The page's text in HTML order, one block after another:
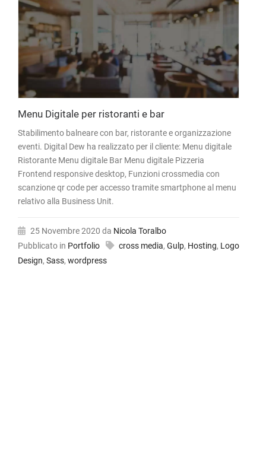
Menu Digitale per ristoranti e bar
Stabilimento balneare con bar, ristorante e organizzazione
eventi. Digital Dew ha realizzato per il cliente: Menu digitale
Ristorante Menu digitale Bar Menu digitale Pizzeria
Frontend responsive desktop, Funzioni crossmedia con
scanzione qr code per accesso tramite smartphone al menu
relativo alla Business Unit.
25 Novembre 2020 da Nicola Toralbo
Pubblicato in Portfolio cross media, Gulp, Hosting, Logo
Design, Sass, wordpress